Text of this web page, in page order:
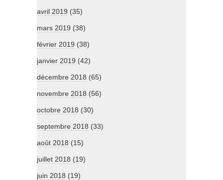
avril 2019 (35)
mars 2019 (38)
février 2019 (38)
janvier 2019 (42)
décembre 2018 (65)
novembre 2018 (56)
octobre 2018 (30)
septembre 2018 (33)
août 2018 (15)
juillet 2018 (19)
juin 2018 (19)